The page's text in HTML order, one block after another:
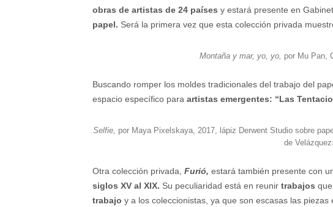
obras de artistas de 24 países y estará presente en
papel. Será la primera vez que esta colección privada
Montaña y mar, yo, yo, por Mu Pan,
Buscando romper los moldes tradicionales del trabajo del
espacio específico para artistas emergentes: “Las
Selfie, por Maya Pixelskaya, 2017, lápiz Derwent Studio sobre
de
Otra colección privada, Furió, estará también presente con
siglos XV al XIX. Su peculiaridad está en reunir trabajos que
trabajo y a los coleccionistas, ya que son escasas las